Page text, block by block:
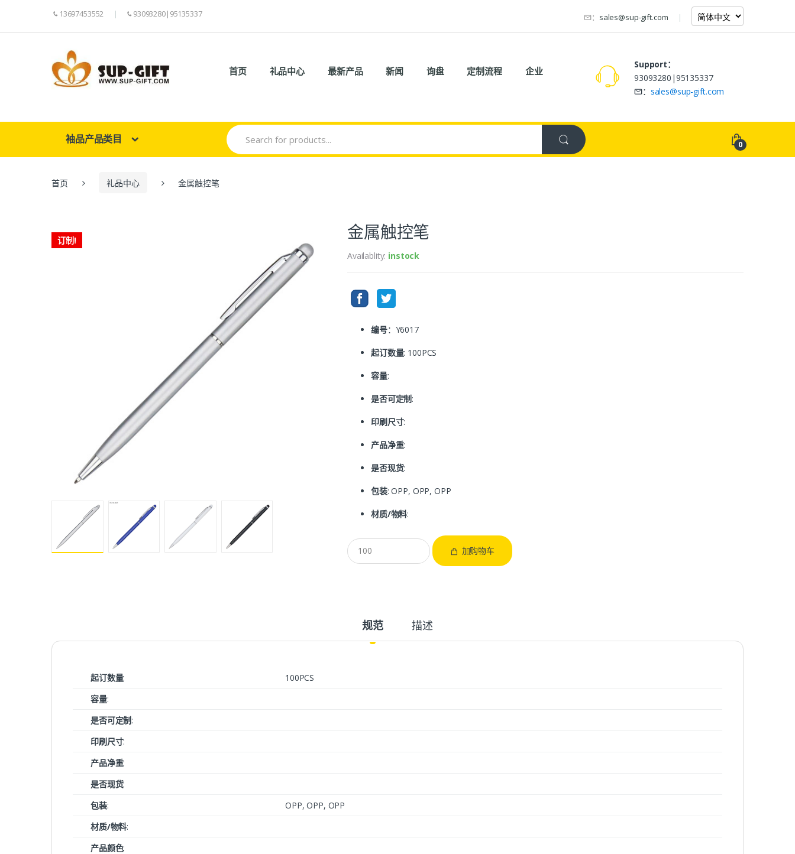
13697453552 93093280|95135337 ： sales@sup-gift.com
首页 礼品中心 最新产品 新闻 询盘 定制流程 企业
Support：
93093280|95135337
： sales@sup-gift.com
袖品产品类目
Search
for:
0
首页 礼品中心 金属触控笔
订制! 金属触控笔
Availablity: instock
编号：Y6017
起订数量: 100PCS
容量:
是否可定制:
印刷尺寸:
产品净重:
是否现货:
包装: OPP, OPP, OPP
材质/物料:
加购物车
规范 描述
起订数量:
100PCS
容量:
是否可定制:
印刷尺寸:
产品净重:
是否现货:
包装:
OPP, OPP, OPP
材质/物料:
产品颜色: